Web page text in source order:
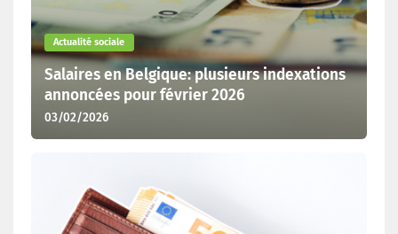
Actualité sociale
Salaires en Belgique: plusieurs indexations
annoncées pour février 2026
03/02/2026